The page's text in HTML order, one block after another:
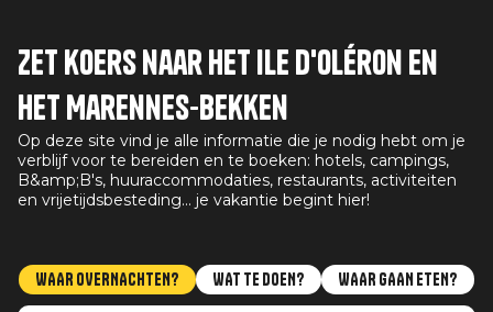
Zet koers naar het Ile d'Oléron en
het Marennes-bekken
Op deze site vind je alle informatie die je nodig hebt om je
verblijf voor te bereiden en te boeken: hotels, campings,
B&amp;B's, huuraccommodaties, restaurants, activiteiten
en vrijetijdsbesteding... je vakantie begint hier!
WAAR OVERNACHTEN? WAT TE DOEN? WAAR GAAN ETEN?